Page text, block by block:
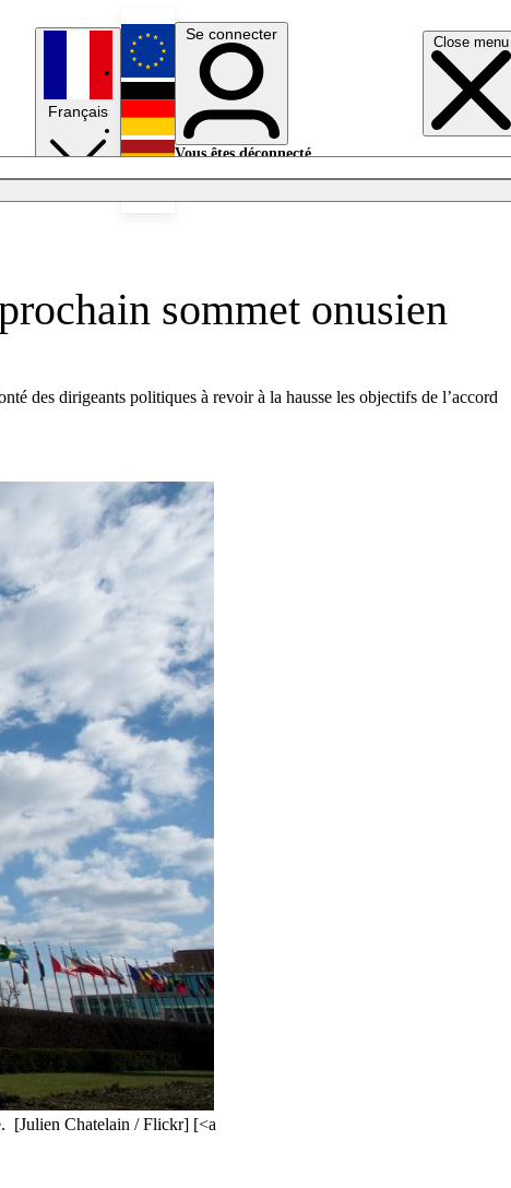
Close menu
Français
English
Deutsch
Se connecter
Vous êtes déconnecté.
sommet onusien
des dirigeants politiques à revoir à la hausse les objectifs de l’accord
[Julien Chatelain / Flickr] [<a